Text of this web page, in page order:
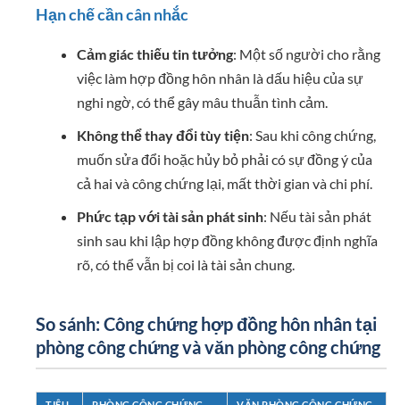
Hạn chế cần cân nhắc
Cảm giác thiếu tin tưởng: Một số người cho rằng
việc làm hợp đồng hôn nhân là dấu hiệu của sự
nghi ngờ, có thể gây mâu thuẫn tình cảm.
Không thể thay đổi tùy tiện: Sau khi công chứng,
muốn sửa đổi hoặc hủy bỏ phải có sự đồng ý của
cả hai và công chứng lại, mất thời gian và chi phí.
Phức tạp với tài sản phát sinh: Nếu tài sản phát
sinh sau khi lập hợp đồng không được định nghĩa
rõ, có thể vẫn bị coi là tài sản chung.
So sánh: Công chứng hợp đồng hôn nhân tại
phòng công chứng và văn phòng công chứng